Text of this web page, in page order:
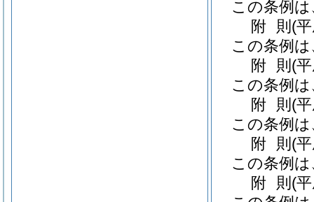
この条例
附 則 (
この条例
附 則 (
この条例
附 則 (
この条例
附 則 (
この条例
附 則 (